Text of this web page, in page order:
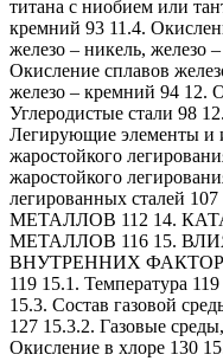
титана с ниобием или
кремний 93 11.4.
железо – никель, железо
Окисление сплавов
железо – кремний 94
Углеродистые стали 98
Легирующие элементы и
жаростойкого
жаростойкого
легированных
МЕТАЛЛОВ 112 14.
МЕТАЛЛОВ 116 15.
ВНУТРЕННИХ
119 15.1. Температура
15.3. Состав газовой
127 15.3.2. Газовые
Окисление в хлоре 130